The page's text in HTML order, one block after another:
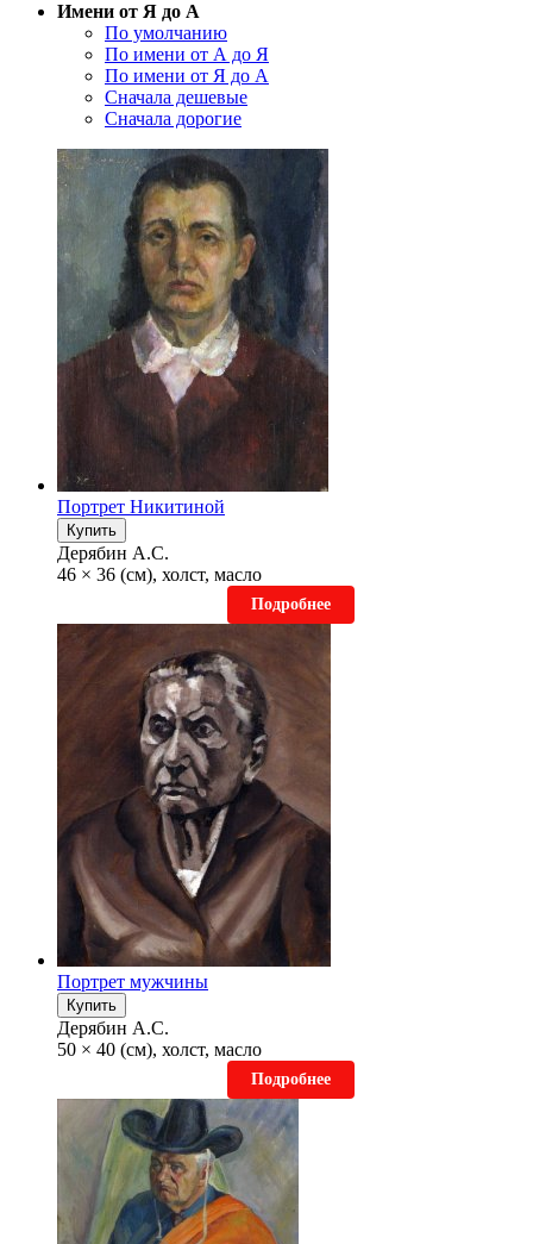
Имени от Я до А
По умолчанию
По имени от А до Я
По имени от Я до А
Сначала дешевые
Сначала дорогие
Портрет Никитиной
Купить
Дерябин А.С.
46 × 36 (см), холст, масло
Подробнее
Портрет мужчины
Купить
Дерябин А.С.
50 × 40 (см), холст, масло
Подробнее